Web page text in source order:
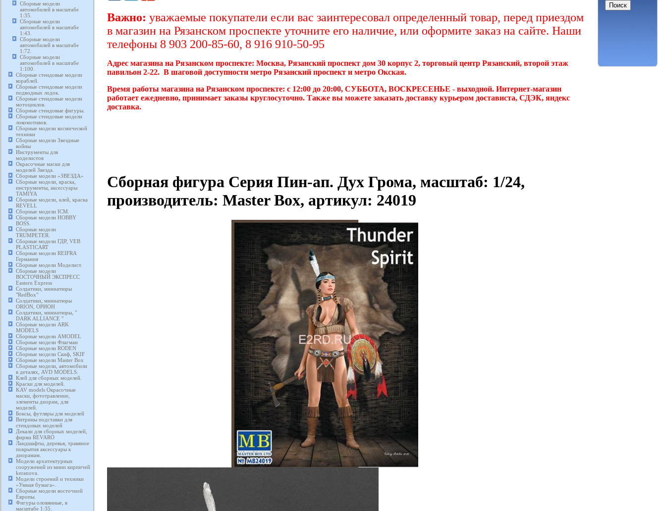
Сборные модели
автомобилей в масштабе
1:35.
Сборные модели
автомобилей в масштабе
1:43.
Сборные модели
автомобилей в масштабе
1:72.
Сборные модели
автомобилей в масштабе
1:100.
Сборные стендовые модели
кораблей.
Сборные стендовые модели
подводных лодок.
Сборные стендовые модели
мотоциклов.
Сборные стендовые фигуры.
Сборные стендовые модели
локомотивов.
Сборные модели космической
техники
Сборные модели Звездные
войны
Инструменты для
моделистов
Окрасочные маски для
моделей Звезда.
Сборные модели «ЗВЕЗДА»
Сборные модели, краска,
инструменты, аксессуары
TAMIYA
Сборные модели, клей, краска
REVELL
Сборные модели ICM.
Сборные модели HOBBY
BOSS.
Сборные модели
TRUMPETER.
Сборные модели ГДР, VEB
PLASTICART
Сборные модели REIFRA
Германия
Сборные модели Моделист.
Сборные модели
ВОСТОЧНЫЙ ЭКСПРЕСС
Eastern Express
Солдатики, миниатюры
"RedBox"
Солдатики, миниатюры
ORION, ОРИОН
Солдатики, миниатюры, "
DARK ALLIANCE "
Сборные модели ARK
MODELS
Сборные модели AMODEL
Сборные модели Флагман
Сборные модели RODEN
Сборные модели Скиф, SKIF
Сборные модели Master Box
Сборные модели, автомобили
в деталях, AVD MODELS.
Клей для сборных моделей.
Краски для моделей.
KAV models Окрасочные
маски, фототравление,
элементы диорам, для
моделей.
Боксы, футляры для моделей
Витрины подставки для
стендовых моделей
Декали для сборных моделей,
фирма REVARO
Ландшафты, деревья, травяное
покрытия аксессуары к
диорамам.
Модели архитектурных
сооружений из мини кирпичей
keranova.
Модели строений и техники
«Умная бумага».
Сборные модели восточной
Европы.
Фигуры оловянные, в
масштабе 1:35.
Важно: уважаемые покупатели если вас заинтересовал определенный товар, перед приездом
в магазин на Рязанском проспекте уточните его наличие, или оформите заказ на сайте. Наши
телефоны 8 903 200-85-60, 8 916 910-50-95
Адрес магазина на Рязанском проспекте: Москва, Рязанский проспект дом 30 корпус 2, торговый центр Рязанский, второй этаж
павильон 2-22. В шаговой доступности метро Рязанский проспект и метро Окская.
Время работы магазина на Рязанском проспекте: с 12:00 до 20:00, СУББОТА, ВОСКРЕСЕНЬЕ - выходной. Интернет-магазин
работает ежедневно, принимает заказы круглосуточно. Также вы можете заказать доставку курьером достависта, СДЭК, яндекс
доставка.
Сборная фигура Серия Пин-ап. Дух Грома, масштаб: 1/24,
производитель: Master Box, артикул: 24019